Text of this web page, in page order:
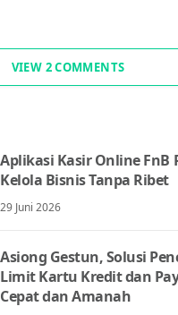
VIEW 2 COMMENTS
Aplikasi Kasir Online FnB
Kelola Bisnis Tanpa Ribet
29 Juni 2026
Asiong Gestun, Solusi
Limit Kartu Kredit dan
Cepat dan Amanah